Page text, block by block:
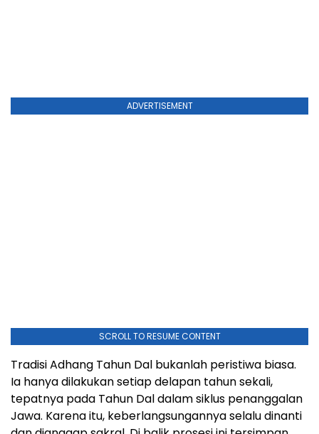
ADVERTISEMENT
SCROLL TO RESUME CONTENT
Tradisi Adhang Tahun Dal bukanlah peristiwa biasa.
Ia hanya dilakukan setiap delapan tahun sekali,
tepatnya pada Tahun Dal dalam siklus penanggalan
Jawa. Karena itu, keberlangsungannya selalu dinanti